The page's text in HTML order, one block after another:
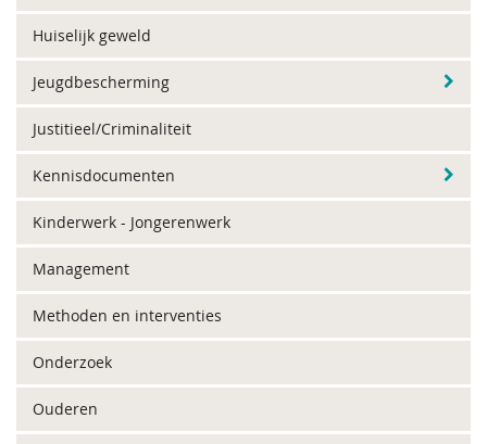
Huiselijk geweld
Jeugdbescherming
Justitieel/Criminaliteit
Kennisdocumenten
Kinderwerk - Jongerenwerk
Management
Methoden en interventies
Onderzoek
Ouderen